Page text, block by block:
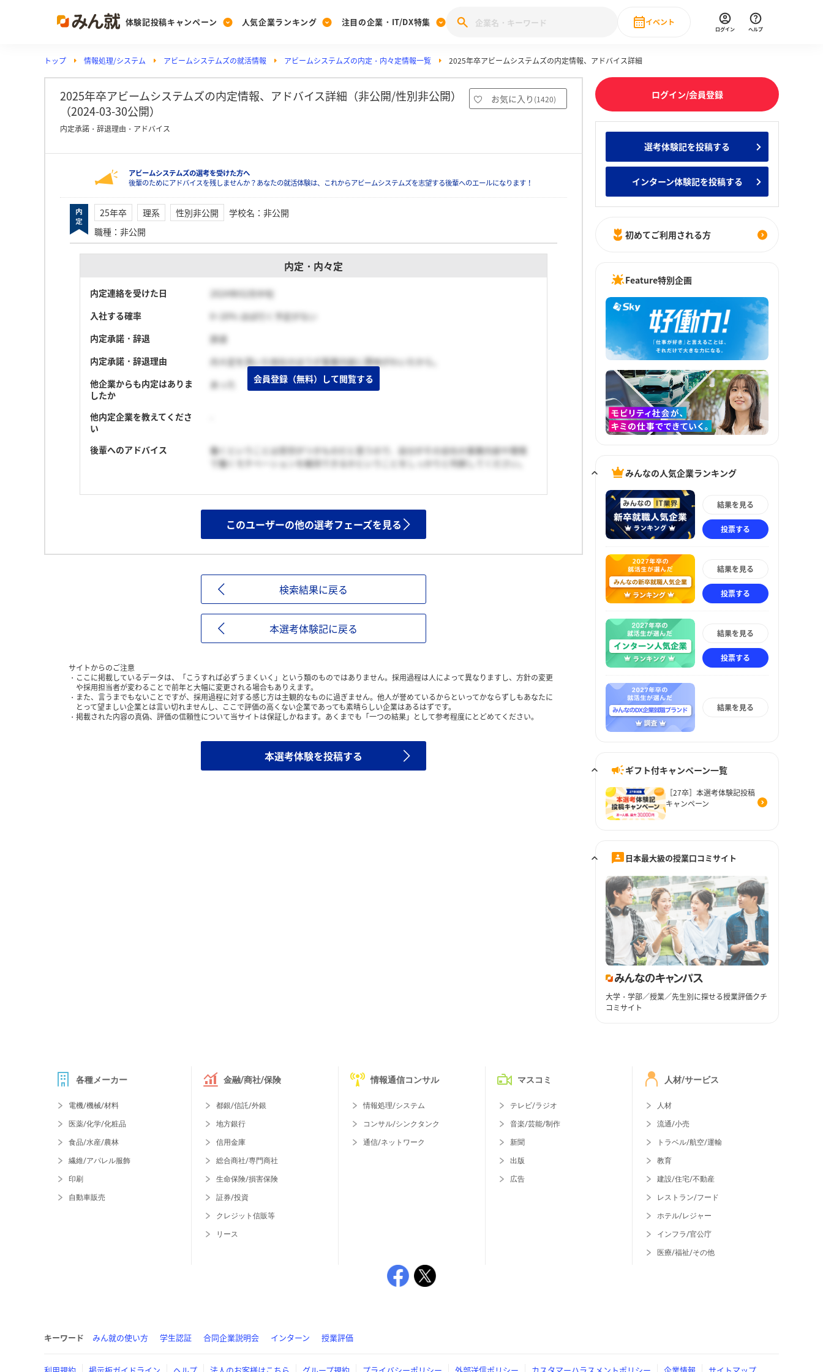
体験記投稿キャンペーン
Post
投稿する
[27卒] 本選考体験記投稿キャンペーン
人気企業ランキング
Ranking
ランキングを見る
みんなのDX企業就職ブランド調査
みんなの新卒就職人気企業ランキング みんなのインターン人気企業ランキ
注目の企業・IT/DX特集
PickUp
注目の企業特集
28卒 IT・DX現場社員インタビュー
動画で知ろう！業界・企業研究
イベント
直近のイベント一覧
ログイン ヘルプ
トップ 情報処理/システム アビームシステムズの就活情報 アビームシステムズの内定・内々定情報一覧 2025年卒アビームシステムズの内定情報、アドバイス詳細
2025年卒アビームシステムズの内定情報、アドバイス詳細（非公開/性別非公開）
（2024-03-30公開）
お気に入り (1420)
内定承諾・辞退理由・アドバイス
アビームシステムズの選考を受けた方へ
後輩のためにアドバイスを残しませんか？あなたの就活体験は、これからアビームシステムズを志望する後輩へのエールになります！
25年卒 理系 性別非公開 学校名 ： 非公開
職種 ： 非公開
内定・内々定
内定連絡を受けた日
2024年02月中旬
入社する確率
0~20% ほぼ行く予定がない
内定承諾・辞退
辞退
内定承諾・辞退理由
内々定を頂いた他社のほうが事業内容に興味がわいたから。
他企業からも内定はありま
したか
あった
他内定企業を教えてくださ
い
後輩へのアドバイス
働くということは苦労がつきものだと思うので、自分がその会社の事業内容や環境
で働くモチベーションを維持できるかということをしっかりと判断してください。
会員登録（無料）して閲覧する
このユーザーの他の選考フェーズを見る
検索結果に戻る
本選考体験記に戻る
サイトからのご注意
ここに掲載しているデータは、「こうすれば必ずうまくいく」という類のものではありません。採用過程は人によって異なりますし、方針の変更
や採用担当者が変わることで前年と大幅に変更される場合もありえます。
また、言うまでもないことですが、採用過程に対する感じ方は主観的なものに過ぎません。他人が誉めているからといってかならずしもあなたに
とって望ましい企業とは言い切れませんし、ここで評価の高くない企業であっても素晴らしい企業はあるはずです。
掲載された内容の真偽、評価の信頼性について当サイトは保証しかねます。あくまでも「一つの結果」として参考程度にとどめてください。
本選考体験を投稿する
ログイン/会員登録
選考体験記を投稿する
インターン体験記を投稿する
初めてご利用される方
Feature特別企画
みんなの人気企業ランキング
結果を見る
投票する
結果を見る
投票する
結果を見る
投票する
結果を見る
ギフト付キャンペーン一覧
［27卒］本選考体験記投稿
キャンペーン
日本最大級の授業口コミサイト
大学・学部／授業／先生別に探せる授業評価クチ
コミサイト
各種メーカー
電機/機械/材料
医薬/化学/化粧品
食品/水産/農林
繊維/アパレル服飾
印刷
自動車販売
金融/商社/保険
都銀/信託/外銀
地方銀行
信用金庫
総合商社/専門商社
生命保険/損害保険
証券/投資
クレジット信販等
リース
情報通信コンサル
情報処理/システム
コンサル/シンクタンク
通信/ネットワーク
マスコミ
テレビ/ラジオ
音楽/芸能/制作
新聞
出版
広告
人材/サービス
人材
流通/小売
トラベル/航空/運輸
教育
建設/住宅/不動産
レストラン/フード
ホテル/レジャー
インフラ/官公庁
医療/福祉/その他
キーワード みん就の使い方 学生認証 合同企業説明会 インターン 授業評価